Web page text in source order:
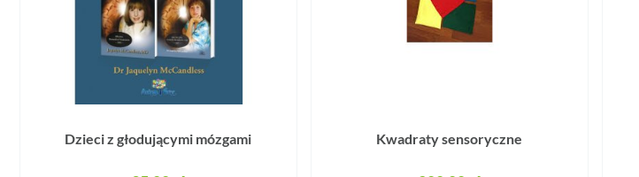
Dzieci z głodującymi mózgami Kwadraty sensoryczne